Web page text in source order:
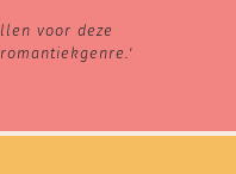
voor deze